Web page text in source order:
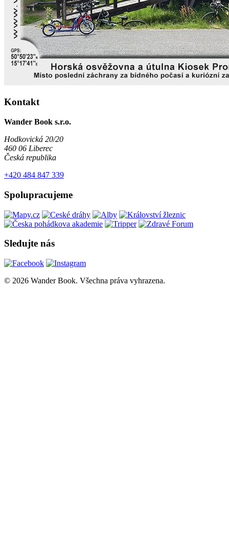
Kontakt
Wander Book s.r.o.
Hodkovická 20/20
460 06 Liberec
Česká republika
+420 484 847 339
Spolupracujeme
Sledujte nás
© 2026 Wander Book. Všechna práva vyhrazena.